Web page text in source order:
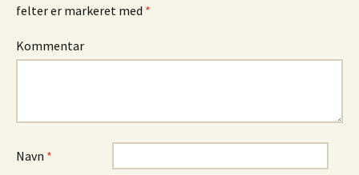
felter er markeret med *
Kommentar
Navn *